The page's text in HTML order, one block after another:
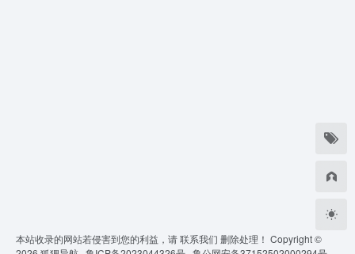
本站收录的网站若侵害到您的利益，请联系我们 删除处理！ Copyright ©